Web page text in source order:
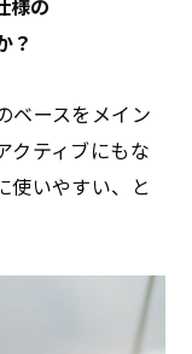
様の
？
ベースをメイン
クティブにもな
使いやすい、と